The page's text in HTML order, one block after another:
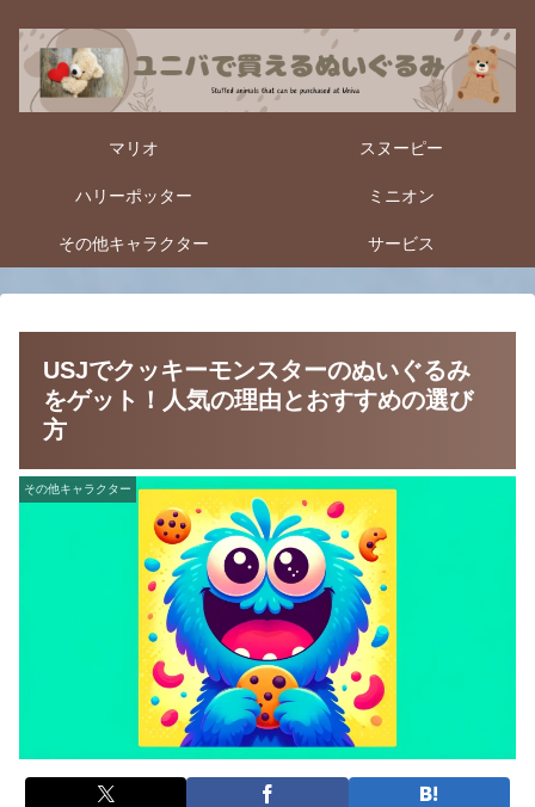
マリオ スヌーピー
ハリーポッター ミニオン
その他キャラクター サービス
USJでクッキーモンスターのぬいぐるみ
をゲット！人気の理由とおすすめの選び
方
その他キャラクター